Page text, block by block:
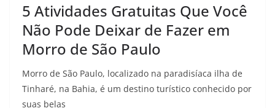
5 Atividades Gratuitas Que Você
Não Pode Deixar de Fazer em
Morro de São Paulo
Morro de São Paulo, localizado na paradisíaca ilha de
Tinharé, na Bahia, é um destino turístico conhecido por
suas belas